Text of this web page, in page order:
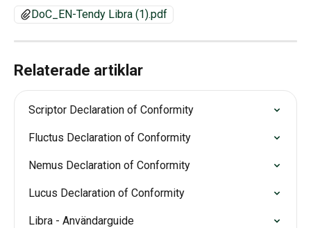
DoC_EN-Tendy Libra (1).pdf
Relaterade artiklar
Scriptor Declaration of Conformity
Fluctus Declaration of Conformity
Nemus Declaration of Conformity
Lucus Declaration of Conformity
Libra - Användarguide